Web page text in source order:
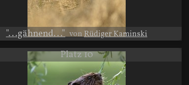
"...gähnend..." vonRüdiger Kaminski
Platz 10